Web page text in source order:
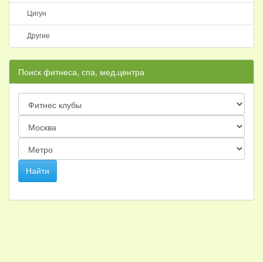
Цигун
Другие
Поиск фитнеса, спа, мед.центра